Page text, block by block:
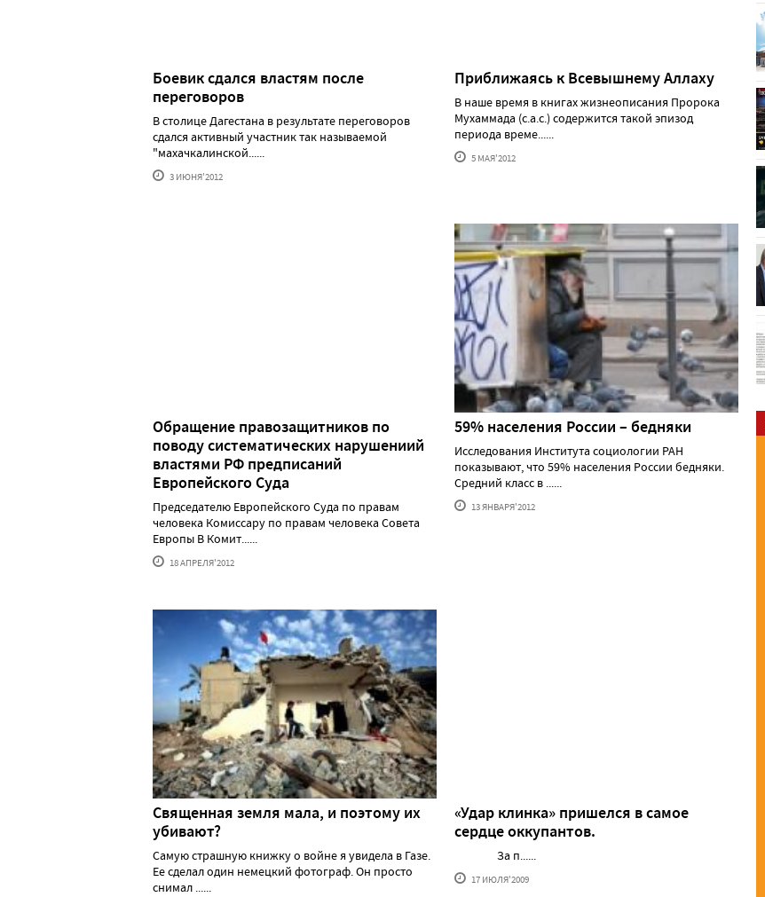
Боевик сдался властям после
переговоров
В столице Дагестана в результате переговоров
сдался активный участник так называемой
"махачкалинской......
3 ИЮНЯ'2012
Приближаясь к Всевышнему Аллаху
В наше время в книгах жизнеописания Пророка
Мухаммада (с.а.с.) содержится такой эпизод
периода време......
5 МАЯ'2012
Обращение правозащитников по
поводу систематических нарушениий
властями РФ предписаний
Европейского Суда
Председателю Европейского Суда по правам
человека Комиссару по правам человека Совета
Европы В Комит......
18 АПРЕЛЯ'2012
59% населения России – бедняки
Исследования Института социологии РАН
показывают, что 59% населения России бедняки.
Средний класс в ......
13 ЯНВАРЯ'2012
Священная земля мала, и поэтому их
убивают?
Самую страшную книжку о войне я увидела в Газе.
Ее сделал один немецкий фотограф. Он просто
снимал ......
«Удар клинка» пришелся в самое
сердце оккупантов.
За п......
17 ИЮЛЯ'2009